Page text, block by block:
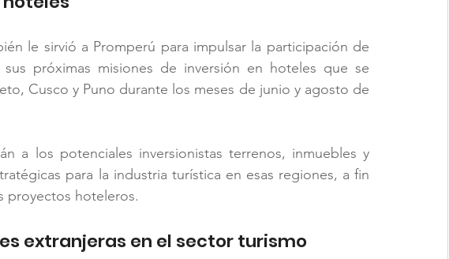
le sirvió a Promperú para impulsar la participación de
próximas misiones de inversión en hoteles que se
Cusco y Puno durante los meses de junio y agosto de
a los potenciales inversionistas terrenos, inmuebles y
para la industria turística en esas regiones, a fin
proyectos hoteleros.
extranjeras en el sector turismo